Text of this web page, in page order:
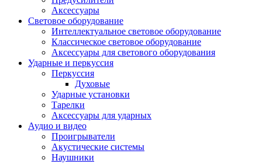
Аксессуары
Световое оборудование
Интеллектуальное световое оборудование
Классическое световое оборудование
Аксессуары для светового оборудования
Ударные и перкуссия
Перкуссия
Духовые
Ударные установки
Тарелки
Аксессуары для ударных
Аудио и видео
Проигрыватели
Акустические системы
Наушники